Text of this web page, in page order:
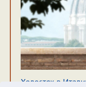
Холостяк в